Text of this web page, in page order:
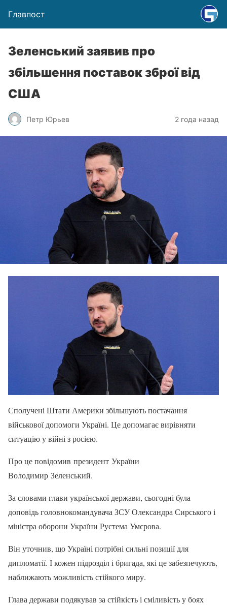
Главпост
Зеленський заявив про
збільшення поставок зброї від
США
Петр Юрьев 2 года назад
Сполучені Штати Америки збільшують постачання
військової допомоги Україні. Це допомагає вирівняти
ситуацію у війні з росією.
Про це повідомив президент України
Володимир Зеленський.
За словами глави української держави, сьогодні була
доповідь головнокомандувача ЗСУ Олександра Сирського і
міністра оборони України Рустема Умєрова.
Він уточнив, що Україні потрібні сильні позиції для
дипломатії. І кожен підрозділ і бригада, які це забезпечують,
наближають можливість стійкого миру.
Глава держави подякував за стійкість і сміливість у боях